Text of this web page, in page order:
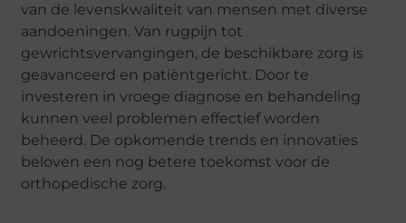
van de levenskwaliteit van mensen met diverse
aandoeningen. Van rugpijn tot
gewrichtsvervangingen, de beschikbare zorg is
geavanceerd en patiëntgericht. Door te
investeren in vroege diagnose en behandeling
kunnen veel problemen effectief worden
beheerd. De opkomende trends en innovaties
beloven een nog betere toekomst voor de
orthopedische zorg.